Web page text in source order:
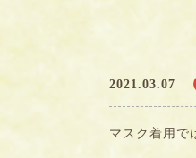
2021.03.07
マスク着用で